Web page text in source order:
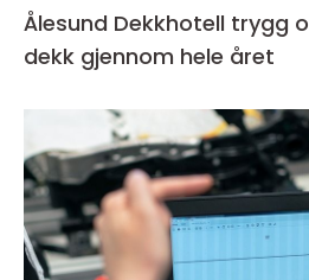
Ålesund Dekkhotell trygg og smart lagring av
dekk gjennom hele året